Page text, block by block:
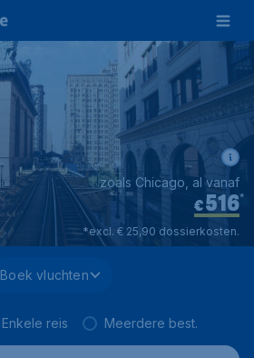
€516*
zoals Chicago, al vanaf
*excl. € 25,90 dossierkosten.
Boek vluchten
Enkele reis Meerdere best.